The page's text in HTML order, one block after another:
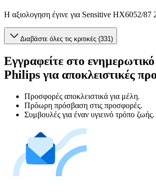
Η αξιολογηση έγινε για Sensitive HX6052/87
Διαβάστε όλες τις κριτικές (331)
Εγγραφείτε στο ενημερωτικό
Philips για αποκλειστικές
Προσφορές αποκλειστικά για μέλη.
Πρόωρη πρόσβαση στις προσφορές.
Συμβουλές για έναν υγιεινό τρόπο ζωής.